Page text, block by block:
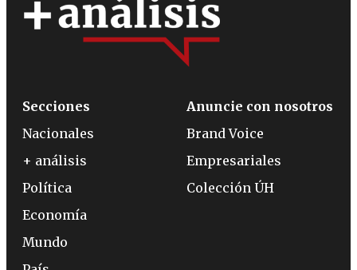
Secciones
Nacionales
+ análisis
Política
Economía
Mundo
Anuncie con nosotros
Brand Voice
Empresariales
Colección ÚH